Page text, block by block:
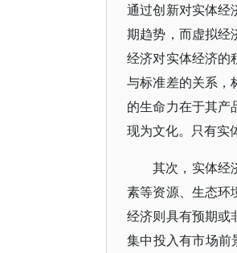
通过创新对实体经
期趋势，而虚拟经
经济对实体经济的
与标准差的关系，
的生命力在于其产
现为文化。只有实
其次，实体经
素等资源、生态环
经济则具有预期或
集中投入有市场前